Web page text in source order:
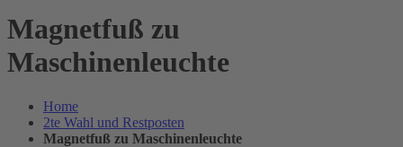
Magnetfuß zu
Maschinenleuchte
Home
2te Wahl und Restposten
Magnetfuß zu Maschinenleuchte